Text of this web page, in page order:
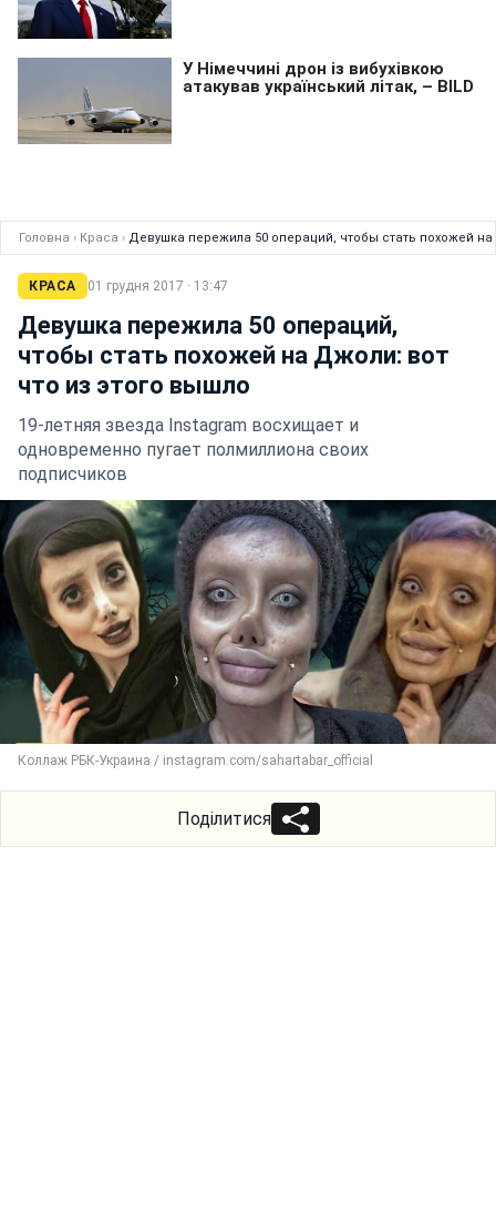
Головна › Краса › Девушка пережила 50 операций, чтобы стать похожей
КРАСА 01 грудня 2017 · 13:47
Девушка пережила 50 операций,
чтобы стать похожей на Джоли: вот
что из этого вышло
19-летняя звезда Instagram восхищает и
одновременно пугает полмиллиона своих
подписчиков
Коллаж РБК-Украина / instagram.com/sahartabar_official
Поділитися